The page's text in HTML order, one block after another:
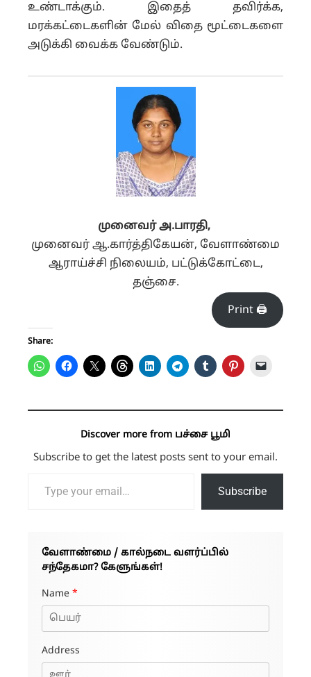
உண்டாக்கும். இதைத் தவிர்க்க,
மரக்கட்டைகளின் மேல் விதை மூட்டைகளை
அடுக்கி வைக்க வேண்டும்.
முனைவர்அ.பாரதி,
முனைவர் ஆ.கார்த்திகேயன், வேளாண்மை
ஆராய்ச்சி நிலையம், பட்டுக்கோட்டை,
தஞ்சை.
Print 🖨
Share:
Discover more from பச்சை பூமி
Subscribe to get the latest posts sent to your email.
Subscribe
வேளாண்மை / கால்நடை வளர்ப்பில்
சந்தேகமா? கேளுங்கள்!
Name *
Address